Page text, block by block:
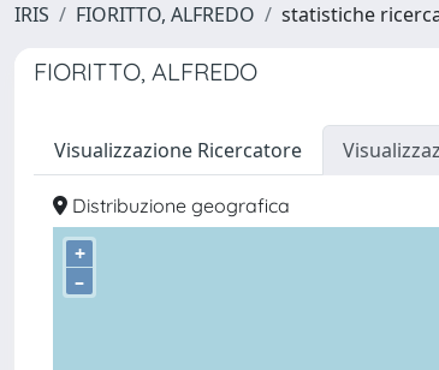
IRIS FIORITTO, ALFREDO statistiche
FIORITTO, ALFREDO
Visualizzazione Ricercatore
Distribuzione geografica
+
–